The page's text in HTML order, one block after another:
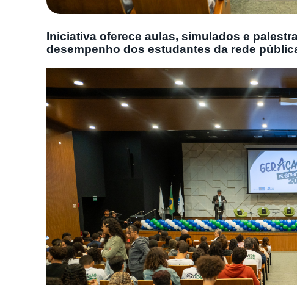
Iniciativa oferece aulas, simulados e
desempenho dos estudantes da rede